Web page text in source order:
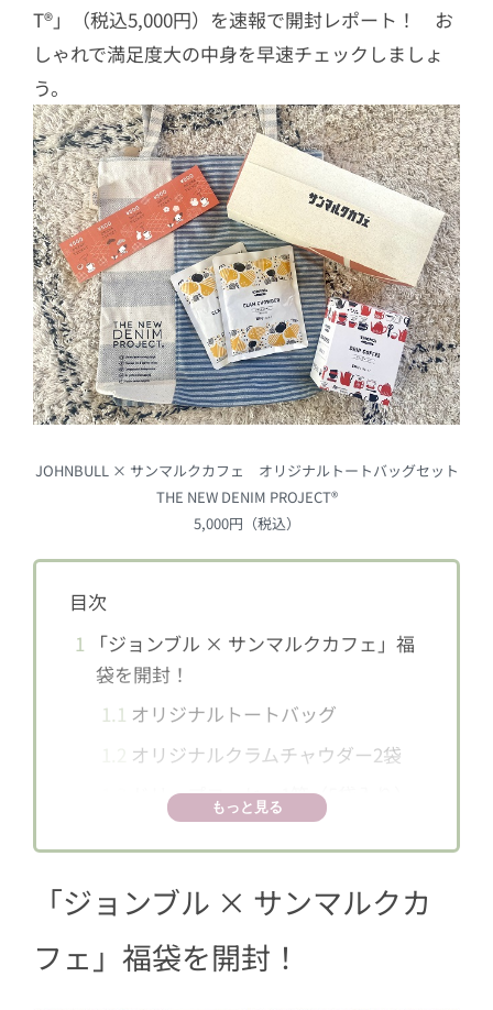
T®」（税込5,000円）を速報で開封レポート！ お
しゃれで満足度大の中身を早速チェックしましょ
う。
JOHNBULL × サンマルクカフェ オリジナルトートバッグセット
THE NEW DENIM PROJECT®
5,000円（税込）
目次
1
「ジョンブル × サンマルクカフェ」福
袋を開封！
1.1 オリジナルトートバッグ
オリジナルクラムチャウダー2袋
ドリップコーヒー1箱（5袋入り）
当）
約2000円もお得な福袋だった！
もっと見る
「ジョンブル × サンマルクカ
フェ」福袋を開封！